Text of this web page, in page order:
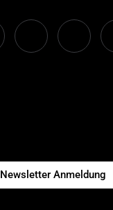
Newsletter Anmeldung